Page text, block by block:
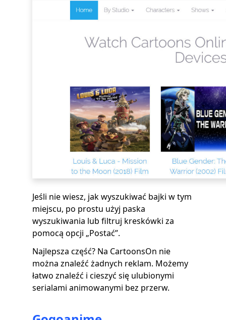
Jeśli nie wiesz, jak wyszukiwać bajki w tym
miejscu, po prostu użyj paska
wyszukiwania lub filtruj kreskówki za
pomocą opcji „Postać”.
Najlepsza część? Na CartoonsOn nie
można znaleźć żadnych reklam. Możemy
łatwo znaleźć i cieszyć się ulubionymi
serialami animowanymi bez przerw.